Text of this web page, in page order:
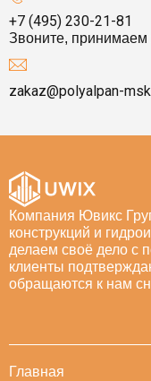
+7 (495) 230-21-81
Звоните, принимаем
zakaz@polyalpan-
Компания Ювикс
конструкций и
делаем своё дело с
клиенты
обращаются к нам
Главная